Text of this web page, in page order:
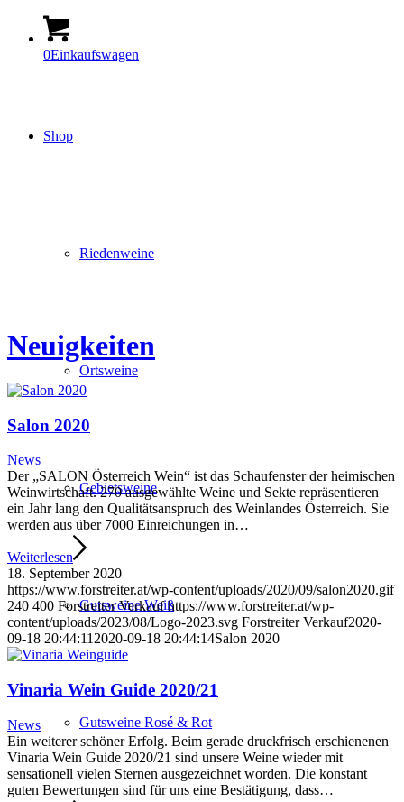
0Einkaufswagen
Shop
Riedenweine
Ortsweine
Gebietsweine
Gutsweine Weiß
Gutsweine Rosé & Rot
Neuigkeiten
Salon 2020
News
Der „SALON Österreich Wein“ ist das Schaufenster der heimischen
Weinwirtschaft. 270 ausgewählte Weine und Sekte repräsentieren
ein Jahr lang den Qualitätsanspruch des Weinlandes Österreich. Sie
werden aus über 7000 Einreichungen in…
Weiterlesen
18. September 2020
https://www.forstreiter.at/wp-content/uploads/2020/09/salon2020.gif
240 400 Forstreiter Verkauf https://www.forstreiter.at/wp-
content/uploads/2023/08/Logo-2023.svg Forstreiter Verkauf2020-
09-18 20:44:11 2020-09-18 20:44:14Salon 2020
Vinaria Wein Guide 2020/21
News
Ein weiterer schöner Erfolg. Beim gerade druckfrisch erschienenen
Vinaria Wein Guide 2020/21 sind unsere Weine wieder mit
sensationell vielen Sternen ausgezeichnet worden. Die konstant
guten Bewertungen sind für uns eine Bestätigung, dass…